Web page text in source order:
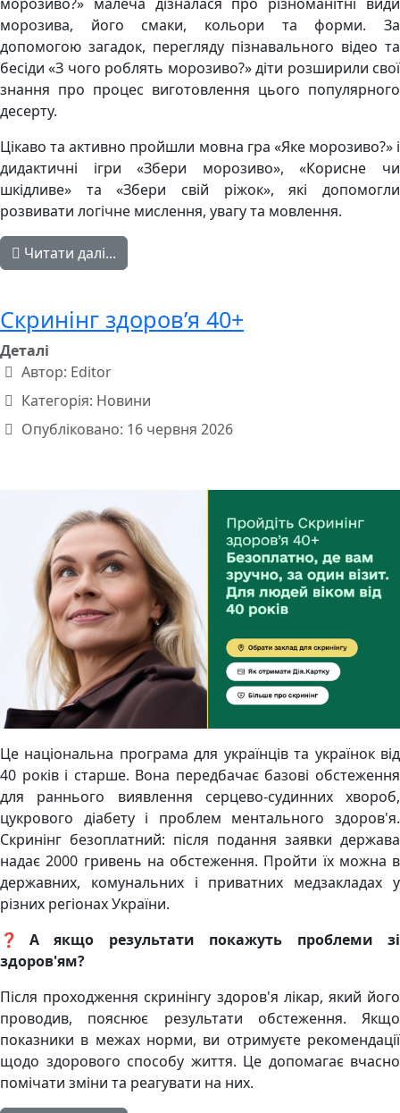
морозива, його смаки, кольори та форми. За
допомогою загадок, перегляду пізнавального відео та
бесіди «З чого роблять морозиво?» діти розширили свої
знання про процес виготовлення цього популярного
десерту.
Цікаво та активно пройшли мовна гра «Яке морозиво?» і
дидактичні ігри «Збери морозиво», «Корисне чи
шкідливе» та «Збери свій ріжок», які допомогли
розвивати логічне мислення, увагу та мовлення.
Читати далі...
Скринінг здоровʼя 40+
Деталі
Автор: Editor
Категорія: Новини
Опубліковано: 16 червня 2026
Це національна програма для українців та українок від
40 років і старше. Вона передбачає базові обстеження
для раннього виявлення серцево-судинних хвороб,
цукрового діабету і проблем ментального здоров'я.
Скринінг безоплатний: після подання заявки держава
надає 2000 гривень на обстеження. Пройти їх можна в
державних, комунальних і приватних медзакладах у
різних регіонах України.
❓А якщо результати покажуть проблеми зі
здоров'ям?
Після проходження скринінгу здоров'я лікар, який його
проводив, пояснює результати обстеження. Якщо
показники в межах норми, ви отримуєте рекомендації
щодо здорового способу життя. Це допомагає вчасно
помічати зміни та реагувати на них.